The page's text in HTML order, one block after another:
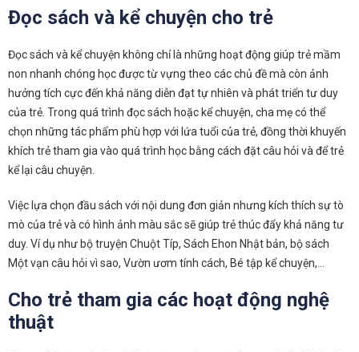
Đọc sách và kể chuyện cho trẻ
Đọc sách và kể chuyện không chỉ là những hoạt động giúp trẻ mầm
non nhanh chóng học được từ vựng theo các chủ đề mà còn ảnh
hưởng tích cực đến khả năng diễn đạt tự nhiên và phát triển tư duy
của trẻ. Trong quá trình đọc sách hoặc kể chuyện, cha mẹ có thể
chọn những tác phẩm phù hợp với lứa tuổi của trẻ, đồng thời khuyến
khích trẻ tham gia vào quá trình học bằng cách đặt câu hỏi và để trẻ
kể lại câu chuyện.
Việc lựa chọn đầu sách với nội dung đơn giản nhưng kích thích sự tò
mò của trẻ và có hình ảnh màu sắc sẽ giúp trẻ thúc đẩy khả năng tư
duy. Ví dụ như bộ truyện Chuột Típ, Sách Ehon Nhật bản, bộ sách
Một vạn câu hỏi vì sao, Vườn ươm tính cách, Bé tập kể chuyện,…
Cho trẻ tham gia các hoạt động nghệ
thuật